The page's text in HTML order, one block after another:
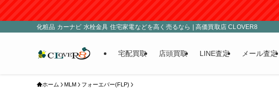
■臨時休業
化粧品 カーナビ 水栓金具 住宅家電などを高く売るなら | 高価買取店 CLOVER8
宅配買取 店頭買取 LINE査定 メール査定
ホーム MLM フォーエバー(FLP)